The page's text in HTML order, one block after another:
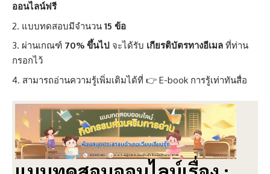
ออนไลน์ฟรี
แบบทดสอบมีจำนวน 15 ข้อ
ผ่านเกณฑ์ 70% ขึ้นไป จะได้รับ เกียรติบัตรทางอีเมล ที่ท่าน
กรอกไว้
สามารถอ่านความรู้เพิ่มเติมได้ที่ 👉 E-book การรู้เท่าทันสื่อ